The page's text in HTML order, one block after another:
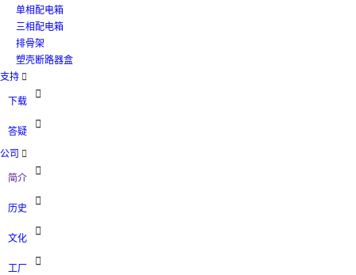
单相配电箱
三相配电箱
排骨架
塑壳断路器盒
支持 
下载

答疑

公司 
简介

历史

文化

工厂
